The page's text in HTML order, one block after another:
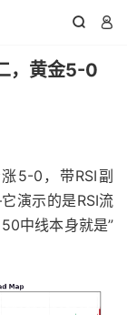
 
，黄金5-0
5-0，带RSI副
演示的是RSI流
中线本身就是”